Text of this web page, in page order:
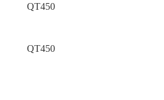
QT450
QT450